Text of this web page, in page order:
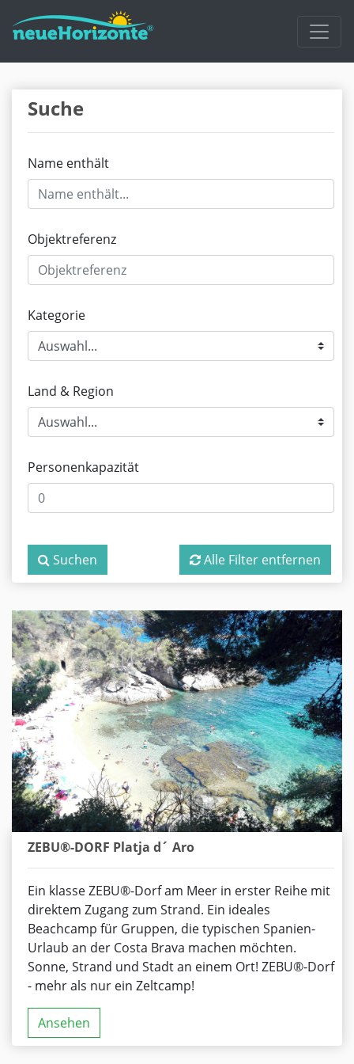
Suche
Name enthält
Objektreferenz
Kategorie
Land & Region
Personenkapazität
Suchen Alle Filter entfernen
ZEBU®-DORF Platja d´ Aro
Ein klasse ZEBU®-Dorf am Meer in erster Reihe mit
direktem Zugang zum Strand. Ein ideales
Beachcamp für Gruppen, die typischen Spanien-
Urlaub an der Costa Brava machen möchten.
Sonne, Strand und Stadt an einem Ort! ZEBU®-Dorf
- mehr als nur ein Zeltcamp!
Ansehen